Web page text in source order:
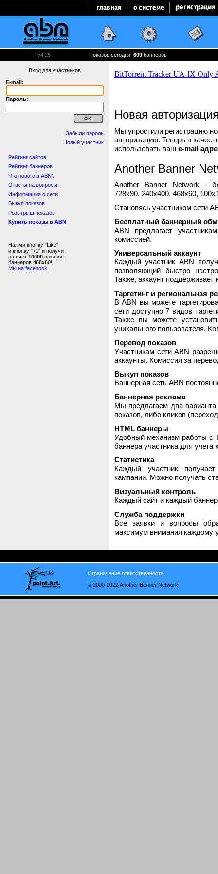
v4.25 Показов сегодня: 609 баннеров
Вход для участников
E-mail:
Пароль:
Забыли пароль
Новый участник
Рейтинг сайтов
Рейтинг баннеров
Что нового в ABN?
Ответы на вопросы
Информация о сети
Выкуп показов
Розыгрыш показов
Купить показы в ABN
Нажми кнопку "Like"
и кнопку "+1" и получи
на счет 10000 показов
баннеров 468x60!
Мы на facebook
Новая
Мы упростили регистрацию
авторизацию. Теперь в
использовать ваш e-mail
Another Banner
Another Banner Network -
728x90, 240x400, 468x60,
Становясь участником сети
Бесплатный баннерный
ABN предлагает
комиссией.
Универсальный аккаунт
Каждый участник ABN
позволяющий быстро
Также, аккаунт поддерживает
Таргетинг и региональная
В ABN вы можете
сети доступно 7 видов
Также вы можете
уникального пользователя.
Перевод показов
Участникам сети ABN
аккаунты. Комиссия за
Выкуп показов
Баннерная сеть ABN
Баннерная реклама
Мы предлагаем два
показов, либо кликов
HTML баннеры
Удобный механизм работы с
баннера участника для
Статистика
Каждый участник
кампании. Можно получать
Визуальный контроль
Каждый сайт и каждый
Служба поддержки
Все заявки и вопросы
максимум внимания каждому
Ограничение ответственности
© 2000-2022 Another Banner Network